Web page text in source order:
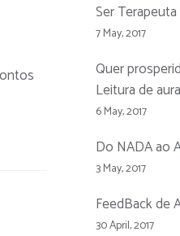
Ser
7 May, 2017
Quer
Leitura de
6 May, 2017
Do NADA ao
3 May, 2017
FeedBack de
30 April, 2017